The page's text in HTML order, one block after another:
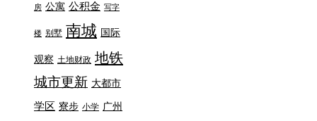
房 公寓 公积金 写字
楼 别墅 南城 国际
观察 土地财政 地铁
城市更新 大都市
学区 寮步 小学 广州